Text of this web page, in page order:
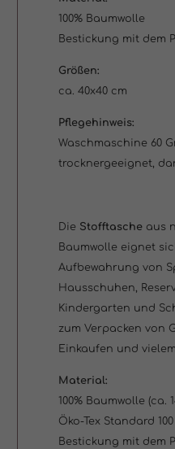
100% Baumwolle
Bestickung mit dem
Größen:
ca. 40x40 cm
Pflegehinweis:
Waschmaschine 60
trocknergeeignet,
Die Stofftasche aus
Baumwolle eignet
Aufbewahrung von
Hausschuhen,
Kindergarten und
zum Verpacken von
Einkaufen und
Material:
100% Baumwolle (ca.
Öko-Tex Standard 100
Bestickung mit dem